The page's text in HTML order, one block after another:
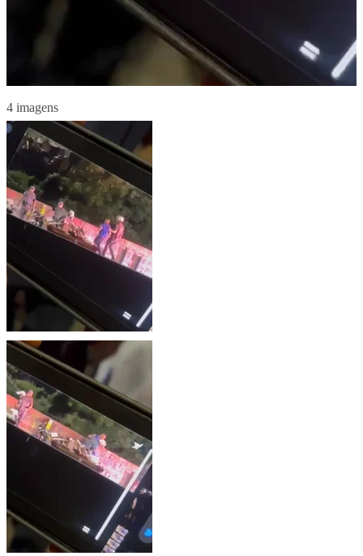
4 imagens